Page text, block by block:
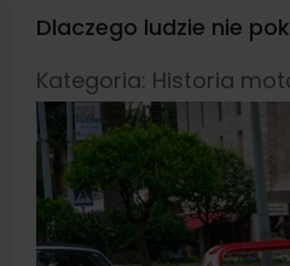
Dlaczego ludzie nie
Kategoria: Historia